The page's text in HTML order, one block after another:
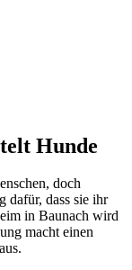
Hunde
doch
dafür, dass sie ihr
in Baunach wird
macht einen